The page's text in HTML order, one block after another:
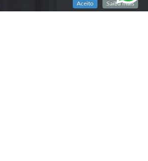
Aceito Saiba mais